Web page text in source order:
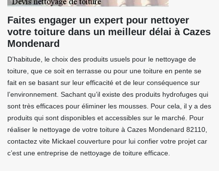
Faites engager un expert pour nettoyer
votre toiture dans un meilleur délai à Cazes
Mondenard
D’habitude, le choix des produits usuels pour le nettoyage de
toiture, que ce soit en terrasse ou pour une toiture en pente se
fait en se basant sur leur efficacité et de leur conséquence sur
l’environnement. Sachant qu’il existe des produits hydrofuges qui
sont très efficaces pour éliminer les mousses. Pour cela, il y a des
produits qui sont disponibles et accessibles sur le marché. Pour
réaliser le nettoyage de votre toiture à Cazes Mondenard 82110,
contactez vite Mickael couverture pour lui confier votre projet car
c’est une entreprise de nettoyage de toiture efficace.